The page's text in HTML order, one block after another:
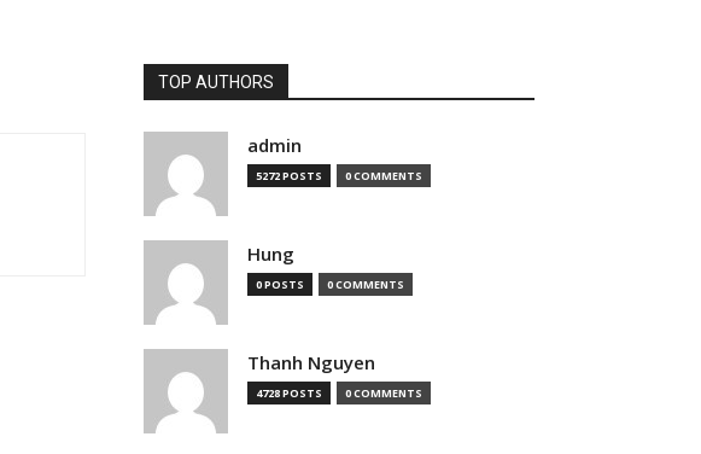
TOP AUTHORS
admin
5272 POSTS 0 COMMENTS
Hung
0 POSTS 0 COMMENTS
Thanh Nguyen
4728 POSTS 0 COMMENTS